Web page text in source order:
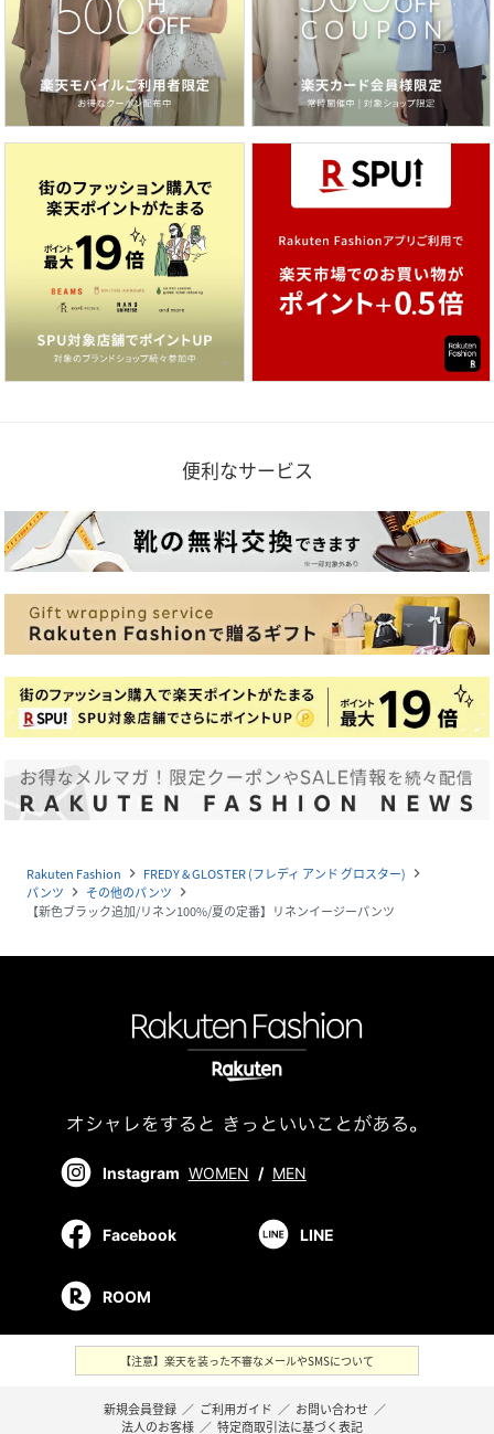
便利なサービス
Rakuten Fashion navigate_next FREDY & GLOSTER (フレディ アンド グロスター) navigate_next
パンツ navigate_next その他のパンツ navigate_next
【新色ブラック追加/リネン100%/夏の定番】リネンイージーパンツ
Instagram WOMEN / MEN
Facebook LINE
ROOM
【注意】楽天を装った不審なメールやSMSについて
新規会員登録 ／ ご利用ガイド ／ お問い合わせ ／
法人のお客様 ／ 特定商取引法に基づく表記